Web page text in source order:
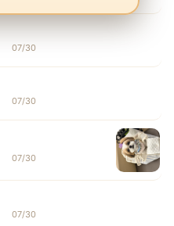
07/30
07/30
07/30
07/30